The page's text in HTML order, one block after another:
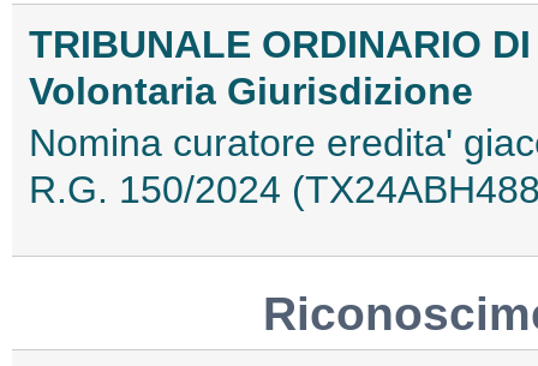
TRIBUNALE ORDINARIO
Volontaria Giurisdizione
Nomina curatore eredita'
R.G. 150/2024